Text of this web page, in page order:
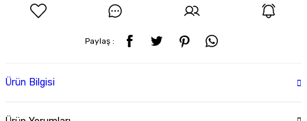
Paylaş :
Ürün Bilgisi